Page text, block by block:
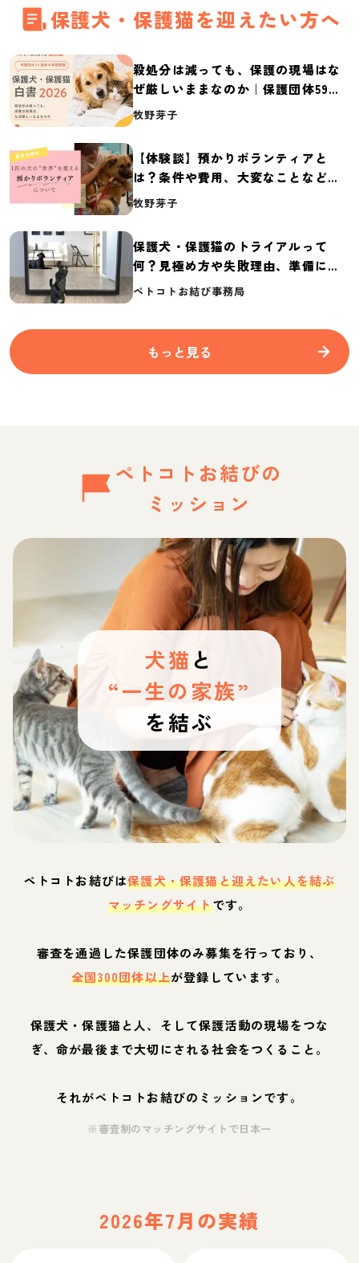
保護犬・保護猫を迎えたい方へ
殺処分は減っても、保護の現場はな
ぜ厳しいままなのか｜保護団体59団
体の実態調査【保護犬・保護猫白書
牧野芽子
【体験談】預かりボランティアと
は？条件や費用、大変なことなど紹
介
牧野芽子
保護犬・保護猫のトライアルって
何？見極め方や失敗理由、準備に必
要なものを紹介
ペトコトお結び事務局
もっと見る
ペトコトお結びの
ミッション
犬猫 と
“一生の家族”
を結ぶ
ペトコトお結びは保護犬・保護猫と迎えたい人を結ぶ
マッチングサイトです。
審査を通過した保護団体のみ募集を行っており、
全国300団体以上が登録しています。
保護犬・保護猫と人、そして保護活動の現場をつな
ぎ、命が最後まで大切にされる社会をつくること。
それがペトコトお結びのミッションです。
※審査制のマッチングサイトで日本一
2026年7月の実績